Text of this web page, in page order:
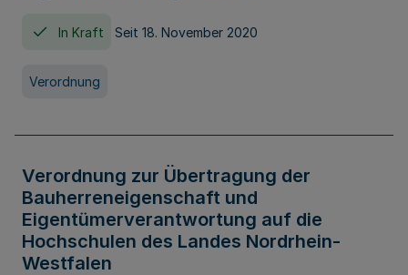
In Kraft Seit 18. November 2020
Verordnung
Verordnung zur Übertragung der
Bauherreneigenschaft und
Eigentümerverantwortung auf die
Hochschulen des Landes Nordrhein-
Westfalen